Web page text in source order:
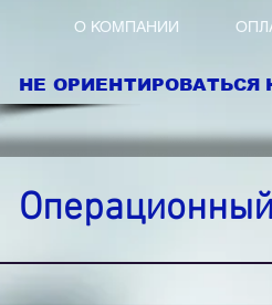
О КОМПАНИИ
НЕ